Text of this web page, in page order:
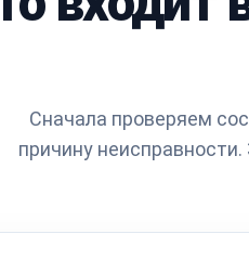
Сначала проверяем
причину